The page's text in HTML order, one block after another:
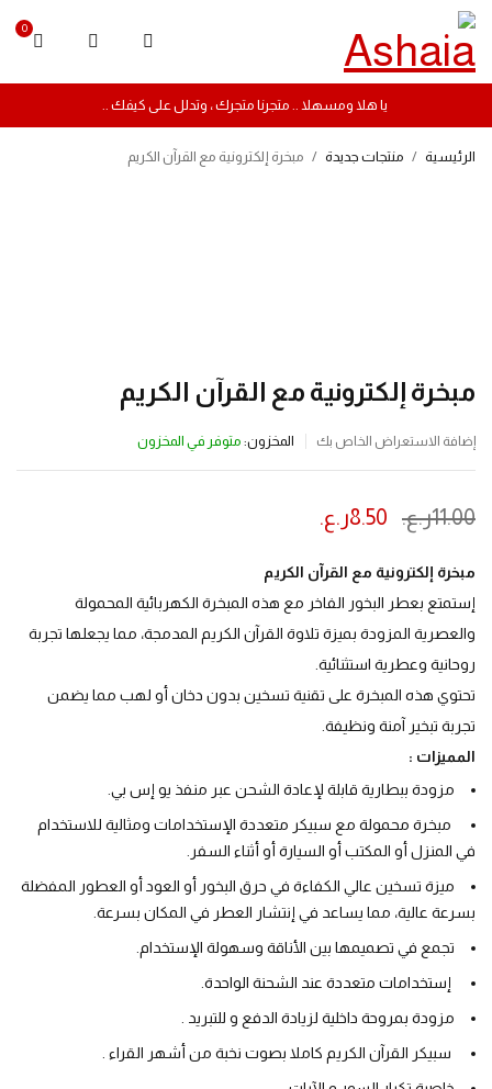
0
يا هلا ومسهلا .. متجرنا متجرك ، وتدلل على كيفك ..
الرئيسية / منتجات جديدة / مبخرة إلكترونية مع القرآن الكريم
مبخرة إلكترونية مع القرآن الكريم
إضافة الاستعراض الخاص بك المخزون: متوفر في المخزون
ينتهي العرض بعد :
11.00ر.ع. 8.50ر.ع.
مبخرة إلكترونية مع القرآن الكريم
إستمتع بعطر البخور الفاخر مع هذه المبخرة الكهربائية المحمولة
والعصرية المزودة بميزة تلاوة القرآن الكريم المدمجة، مما يجعلها تجربة
روحانية وعطرية استثنائية.
تحتوي هذه المبخرة على تقنية تسخين بدون دخان أو لهب مما يضمن
تجربة تبخير آمنة ونظيفة.
المميزات :
مزودة ببطارية قابلة لإعادة الشحن عبر منفذ يو إس بي.
مبخرة محمولة مع سبيكر متعددة الإستخدامات ومثالية للاستخدام
في المنزل أو المكتب أو السيارة أو أثناء السفر.
ميزة تسخين عالي الكفاءة في حرق البخور أو العود أو العطور المفضلة
بسرعة عالية، مما يساعد في إنتشار العطر في المكان بسرعة.
تجمع في تصميمها بين الأناقة وسهولة الإستخدام.
إستخدامات متعددة عند الشحنة الواحدة.
مزودة بمروحة داخلية لزيادة الدفع و للتبريد .
سبيكر القرآن الكريم كاملا بصوت نخبة من أشهر القراء .